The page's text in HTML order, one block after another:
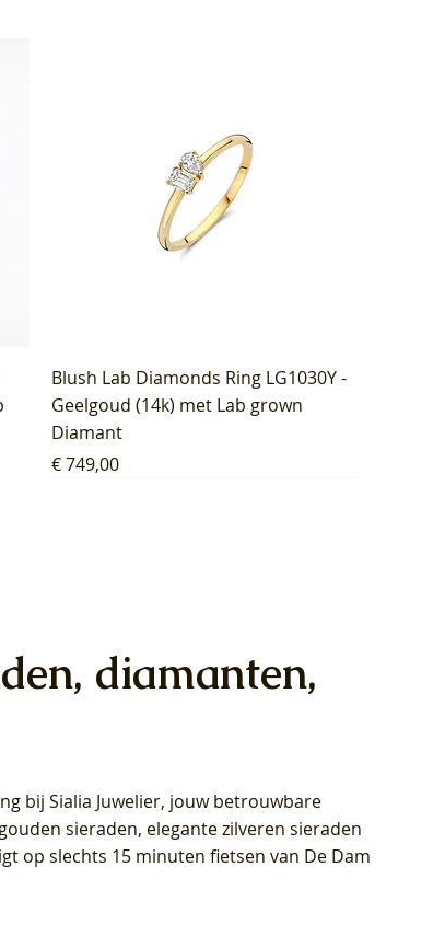
Blush Lab Diamonds Ring LG1030Y -
Geelgoud (14k) met Lab grown
Diamant
Prijs
€ 749,00
-
Blush Lab Diamonds Collier LG3014Y
- Geelgoud (14k) met Lab grown
Diamant
Blush Lab Diamonds Ring LG1029Y -
Geelgoud (14k) met Lab grown
Diamant
Blush Lab Diamonds Oorknoppen
LG7033Y – Geelgoud (14k) met Lab
grown Diamant
diamanten,
bij Sialia Juwelier, jouw betrouwbare
sieraden, elegante zilveren sieraden
op slechts 15 minuten fietsen van De Dam